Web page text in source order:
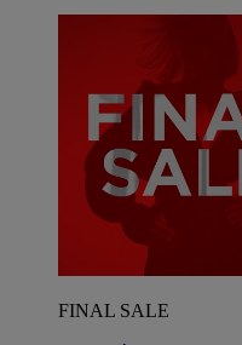
FINAL SALE